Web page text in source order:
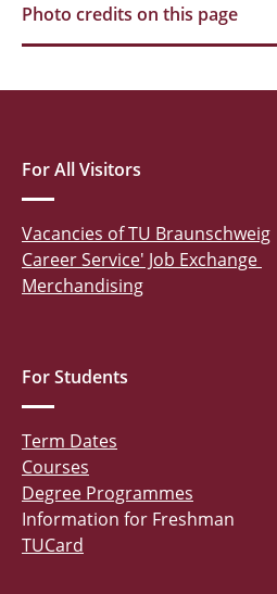
Photo credits on this page
For All Visitors
Vacancies of TU Braunschweig
Career Service' Job Exchange
Merchandising
For Students
Term Dates
Courses
Degree Programmes
Information for Freshman
TUCard